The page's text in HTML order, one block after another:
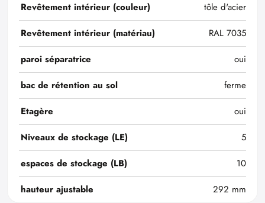
Revêtement intérieur (couleur)
tôle d'acier
Revêtement intérieur (matériau)
RAL 7035
paroi séparatrice
oui
bac de rétention au sol
ferme
Etagère
oui
Niveaux de stockage (LE)
5
espaces de stockage (LB)
10
hauteur ajustable
292 mm